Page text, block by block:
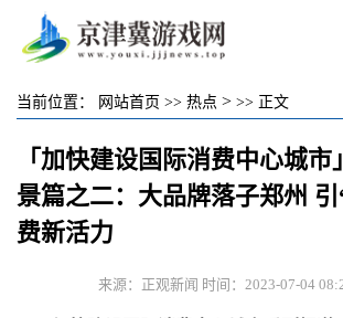
当前位置： 网站首页 >> 热点 > >> 正文
「加快建设国际消费中心城
景篇之二：大品牌落子郑州
费新活力
来源：正观新闻 时间：2023-07-04